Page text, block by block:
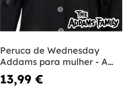
Peruca de Wednesday
Addams para mulher - A
Familia Addams
13,99 €